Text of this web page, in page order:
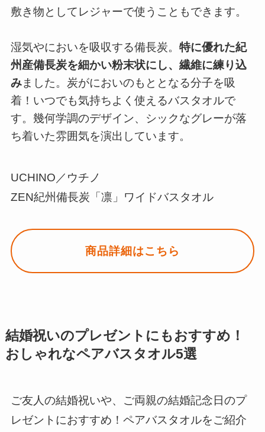
敷き物としてレジャーで使うこともできます。
湿気やにおいを吸収する備長炭。 特に優れた紀
州産備長炭を細かい粉末状にし、繊維に練り込
みました。炭がにおいのもととなる分子を吸
着！いつでも気持ちよく使えるバスタオルで
す。幾何学調のデザイン、シックなグレーが落
ち着いた雰囲気を演出しています。
UCHINO／ウチノ
ZEN紀州備長炭「凛」ワイドバスタオル
商品詳細はこちら
結婚祝いのプレゼントにもおすすめ！
おしゃれなペアバスタオル5選
ご友人の結婚祝いや、ご両親の結婚記念日のプ
レゼントにおすすめ！ペアバスタオルをご紹介